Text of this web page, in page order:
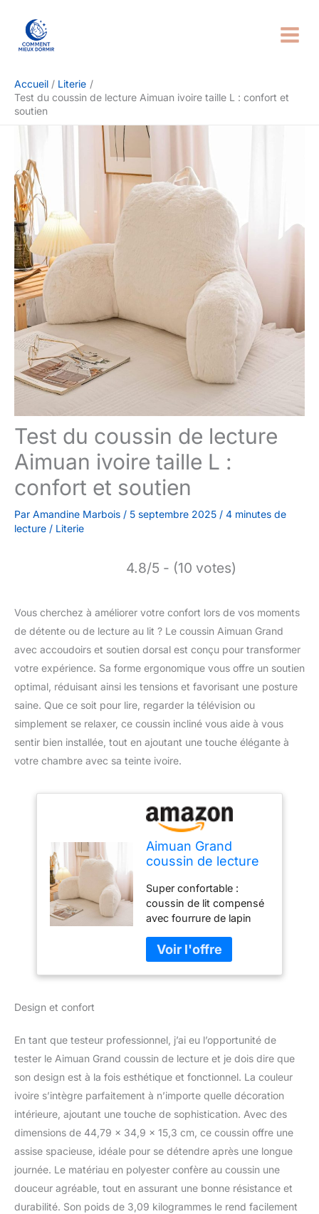
contenu
Accueil
Literie
Test du coussin de lecture Aimuan ivoire taille L : confort et
soutien
Test du coussin de lecture
Aimuan ivoire taille L :
confort et soutien
Par Amandine Marbois / 5 septembre 2025 / 4 minutes de
lecture / Literie
4.8/5 - (10 votes)
Vous cherchez à améliorer votre confort lors de vos moments
de détente ou de lecture au lit ? Le coussin Aimuan Grand
avec accoudoirs et soutien dorsal est conçu pour transformer
votre expérience. Sa forme ergonomique vous offre un soutien
optimal, réduisant ainsi les tensions et favorisant une posture
saine. Que ce soit pour lire, regarder la télévision ou
simplement se relaxer, ce coussin incliné vous aide à vous
sentir bien installée, tout en ajoutant une touche élégante à
votre chambre avec sa teinte ivoire.
Aimuan Grand
coussin de lecture
avec accoudoirs et
soutien dorsal pour
s'asseoir dans le lit,
coussin incliné,
coussin anti-
ronflement, ivoire,
taille L
Super confortable :
coussin de lit compensé
avec fourrure de lapin
à l'avant et à l'arrière,
rembourré de coton PP
de qualité supérieure
infinis. Lorsque vous
vous blottissez avec ce
grand oreiller, vous
sentirez un nuage de
rêve qui épouse votre
corps dans une peluche
souple et moelleuse
Excellent pour : ce
coussin de lecture avec
bras mesure 50 cm de
haut et soutiendra et
bercera votre corps, lire
Design et confort
En tant que testeur professionnel, j’ai eu l’opportunité de
tester le Aimuan Grand coussin de lecture et je dois dire que
son design est à la fois esthétique et fonctionnel. La couleur
ivoire s’intègre parfaitement à n’importe quelle décoration
intérieure, ajoutant une touche de sophistication. Avec des
dimensions de 44,79 x 34,9 x 15,3 cm, ce coussin offre une
assise spacieuse, idéale pour se détendre après une longue
journée. Le matériau en polyester confère au coussin une
douceur agréable, tout en assurant une bonne résistance et
durabilité. Son poids de 3,09 kilogrammes le rend facilement